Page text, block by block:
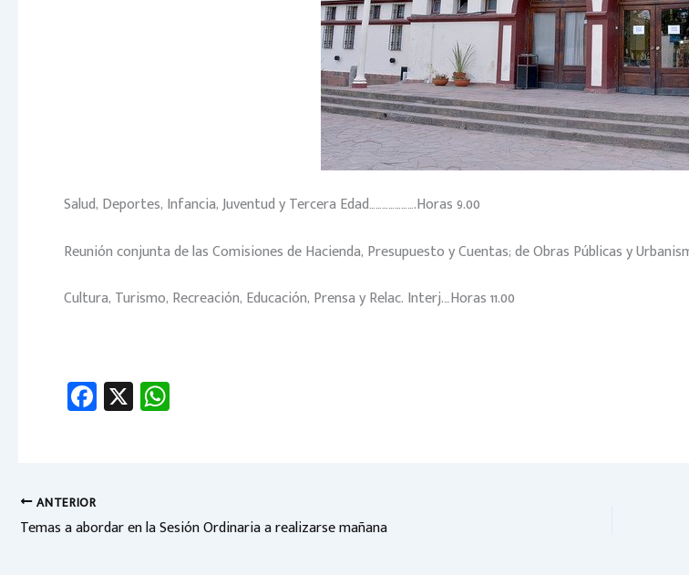
Salud, Deportes, Infancia, Juventud y Tercera Edad………………….Horas 9.00
Reunión conjunta de las Comisiones de Hacienda, Presupuesto y Cuentas; de Obras Públicas y
Cultura, Turismo, Recreación, Educación, Prensa y Relac. Interj.…Horas 11.00
Fa
ce
ok
X
p
p
ANTERIOR
Temas a abordar en la Sesión Ordinaria a realizarse mañana